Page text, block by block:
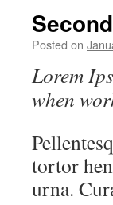
Posted on
Lorem
when
tortor
urna.